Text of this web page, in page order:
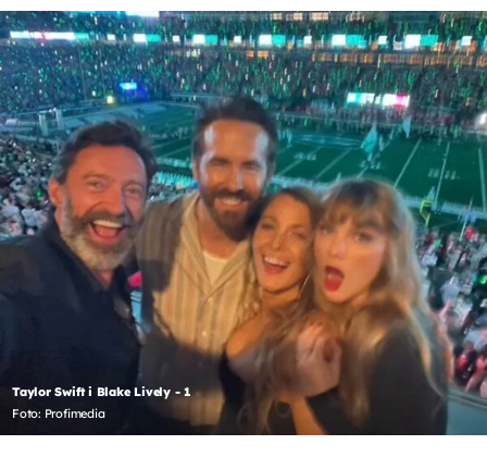
Taylor Swift i Blake Lively - 1
Foto: Profimedia